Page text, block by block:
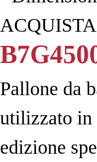
Pallone da
utilizzato in
edizione